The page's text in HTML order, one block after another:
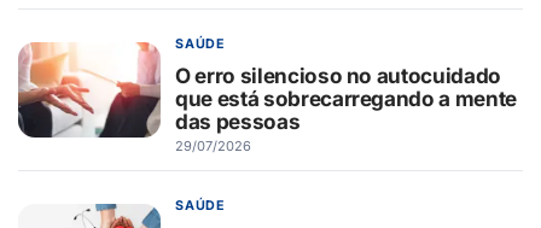
SAÚDE
O erro silencioso no autocuidado
que está sobrecarregando a mente
das pessoas
29/07/2026
SAÚDE